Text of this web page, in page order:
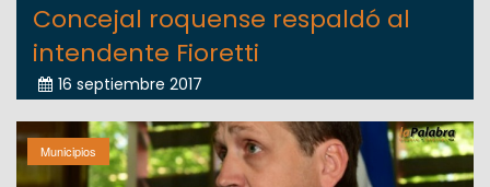
Concejal roquense respaldó al
intendente Fioretti
16 septiembre 2017
Municipios